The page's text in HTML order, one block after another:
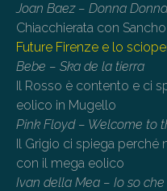
Joan Baez – Donna Donna
Chiacchierata con
Future Firenze e lo
Bebe – Ska de la tierra
Il Rosso è contento e ci
eolico in Mugello
Pink Floyd – Welcome to
Il Grigio ci spiega
con il mega eolico
Ivan della Mea – Io so